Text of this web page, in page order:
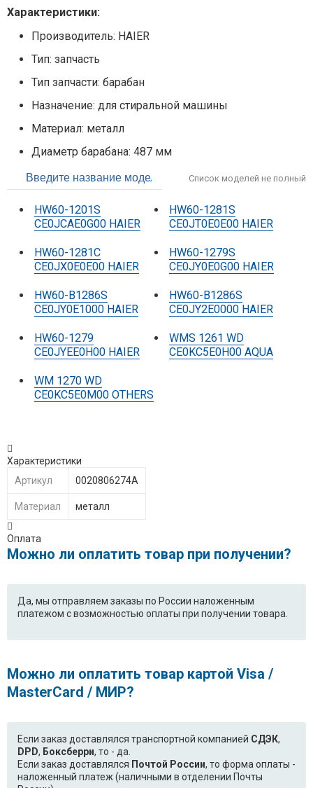
Характеристики:
Производитель: HAIER
Тип: запчасть
Тип запчасти: барабан
Назначение: для стиральной машины
Материал: металл
Диаметр барабана: 487 мм
Список моделей не полный
HW60-1201S
CE0JCAE0G00 HAIER
HW60-1281S
CE0JT0E0E00 HAIER
HW60-1281C
CE0JX0E0E00 HAIER
HW60-1279S
CE0JY0E0G00 HAIER
HW60-B1286S
CE0JY0E1000 HAIER
HW60-B1286S
CE0JY2E0000 HAIER
HW60-1279
CE0JYEE0H00 HAIER
WMS 1261 WD
CE0KC5E0H00 AQUA
WM 1270 WD
CE0KC5E0M00 OTHERS
Характеристики
Артикул
0020806274A
Материал металл
Оплата
Можно ли оплатить товар при получении?
Да, мы отправляем заказы по России наложенным
платежом с возможностью оплаты при получении товара.
Можно ли оплатить товар картой Visa /
MasterCard / МИР?
Если заказ доставлялся транспортной компанией СДЭК,
DPD, Боксберри, то - да.
Если заказ доставлялся Почтой России, то форма оплаты -
наложенный платеж (наличными в отделении Почты